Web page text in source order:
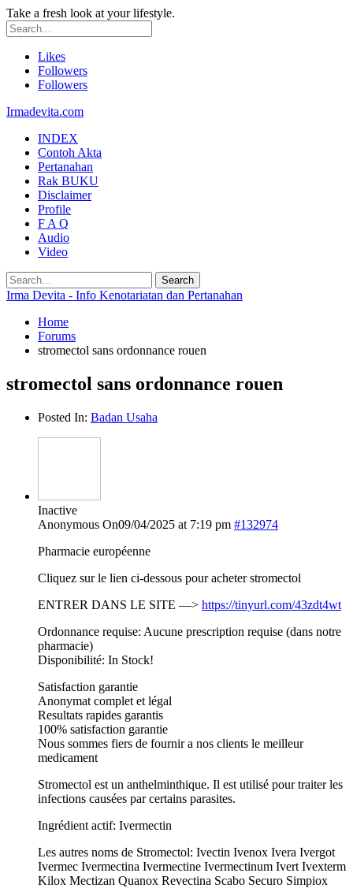
Take a fresh look at your lifestyle.
Likes
Followers
Followers
Irmadevita.com
INDEX
Contoh Akta
Pertanahan
Rak BUKU
Disclaimer
Profile
F A Q
Audio
Video
Irma Devita - Info Kenotariatan dan Pertanahan
Home
Forums
stromectol sans ordonnance rouen
stromectol sans ordonnance rouen
Posted In: Badan Usaha
Inactive
Anonymous On09/04/2025 at 7:19 pm #132974
Pharmacie européenne
Cliquez sur le lien ci-dessous pour acheter stromectol
ENTRER DANS LE SITE —> https://tinyurl.com/43zdt4wt
Ordonnance requise: Aucune prescription requise (dans notre
pharmacie)
Disponibilité: In Stock!
Satisfaction garantie
Anonymat complet et légal
Resultats rapides garantis
100% satisfaction garantie
Nous sommes fiers de fournir a nos clients le meilleur
medicament
Stromectol est un anthelminthique. Il est utilisé pour traiter les
infections causées par certains parasites.
Ingrédient actif: Ivermectin
Les autres noms de Stromectol: Ivectin Ivenox Ivera Ivergot
Ivermec Ivermectina Ivermectine Ivermectinum Ivert Ivexterm
Kilox Mectizan Quanox Revectina Scabo Securo Simpiox